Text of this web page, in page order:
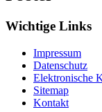
Wichtige Links
Impressum
Datenschutz
Elektronische
Sitemap
Kontakt